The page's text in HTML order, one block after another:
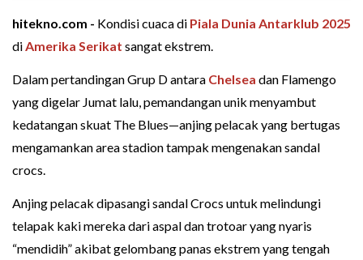
hitekno.com - Kondisi cuaca di Piala Dunia Antarklub 2025
diAmerika Serikat sangat ekstrem.
Dalam pertandingan Grup D antara Chelsea dan Flamengo
yang digelar Jumat lalu, pemandangan unik menyambut
kedatangan skuat The Blues—anjing pelacak yang bertugas
mengamankan area stadion tampak mengenakan sandal
crocs.
Anjing pelacak dipasangi sandal Crocs untuk melindungi
telapak kaki mereka dari aspal dan trotoar yang nyaris
“mendidih” akibat gelombang panas ekstrem yang tengah